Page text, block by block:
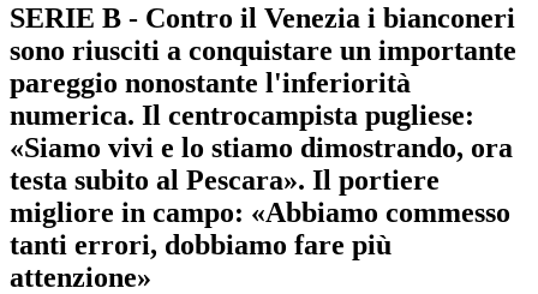
SERIE B - Contro il Venezia i bianconeri
sono riusciti a conquistare un importante
pareggio nonostante l'inferiorità
numerica. Il centrocampista pugliese:
«Siamo vivi e lo stiamo dimostrando, ora
testa subito al Pescara». Il portiere
migliore in campo: «Abbiamo commesso
tanti errori, dobbiamo fare più
attenzione»